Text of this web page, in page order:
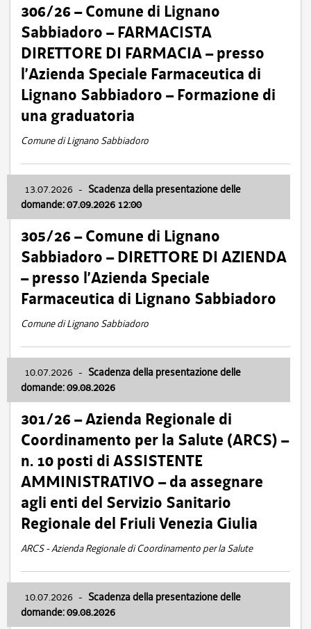
306/26 – Comune di Lignano
Sabbiadoro – FARMACISTA
DIRETTORE DI FARMACIA – presso
l’Azienda Speciale Farmaceutica di
Lignano Sabbiadoro – Formazione di
una graduatoria
Comune di Lignano Sabbiadoro
13.07.2026 - Scadenza della presentazione delle
domande: 07.09.2026 12:00
305/26 – Comune di Lignano
Sabbiadoro – DIRETTORE DI AZIENDA
– presso l’Azienda Speciale
Farmaceutica di Lignano Sabbiadoro
Comune di Lignano Sabbiadoro
10.07.2026 - Scadenza della presentazione delle
domande: 09.08.2026
301/26 – Azienda Regionale di
Coordinamento per la Salute (ARCS) –
n. 10 posti di ASSISTENTE
AMMINISTRATIVO – da assegnare
agli enti del Servizio Sanitario
Regionale del Friuli Venezia Giulia
ARCS - Azienda Regionale di Coordinamento per la Salute
10.07.2026 - Scadenza della presentazione delle
domande: 09.08.2026